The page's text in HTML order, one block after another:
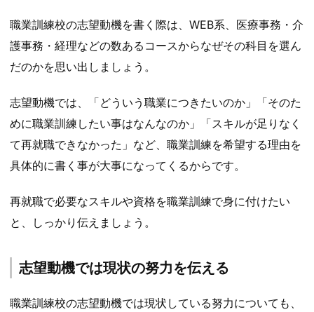
職業訓練校の志望動機を書く際は、WEB系、医療事務・介
護事務・経理などの数あるコースからなぜその科目を選ん
だのかを思い出しましょう。
志望動機では、「どういう職業につきたいのか」「そのた
めに職業訓練したい事はなんなのか」「スキルが足りなく
て再就職できなかった」など、職業訓練を希望する理由を
具体的に書く事が大事になってくるからです。
再就職で必要なスキルや資格を職業訓練で身に付けたい
と、しっかり伝えましょう。
志望動機では現状の努力を伝える
職業訓練校の志望動機では現状している努力についても、